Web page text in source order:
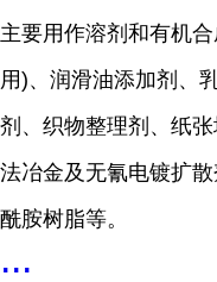
主要用作溶剂和有机
用)、润滑油添加剂、
剂、织物整理剂、纸张
法冶金及无氰电镀扩散
酰胺树脂等。
...